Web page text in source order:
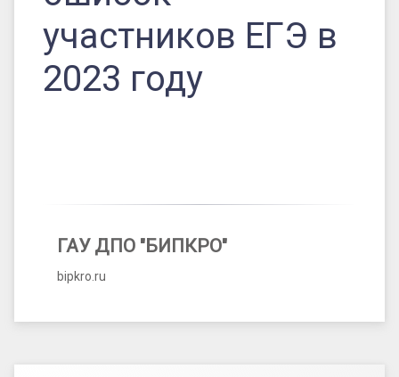
участников ЕГЭ в
2023 году
ГАУ ДПО "БИПКРО"
bipkro.ru